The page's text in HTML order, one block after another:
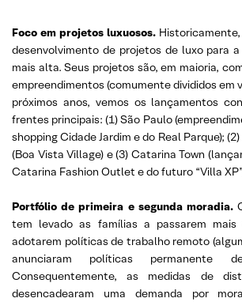
Foco em projetos luxuosos.
desenvolvimento de projetos de luxo para
mais alta. Seus projetos são, em maioria,
empreendimentos (comumente divididos em
próximos anos, vemos os lançamentos
frentes principais: (1) São Paulo
shopping Cidade Jardim e do Real Parque);
(Boa Vista Village) e (3) Catarina Town
Catarina Fashion Outlet e do futuro “Villa
Portfólio de primeira e segunda moradia.
tem levado as famílias a passarem
adotarem políticas de trabalho remoto
anunciaram políticas permanente
Consequentemente, as medidas de
desencadearam uma demanda por